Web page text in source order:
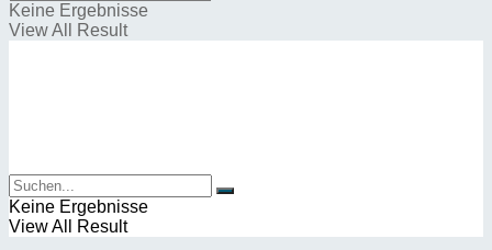
Keine Ergebnisse
View All Result
Keine Ergebnisse
View All Result